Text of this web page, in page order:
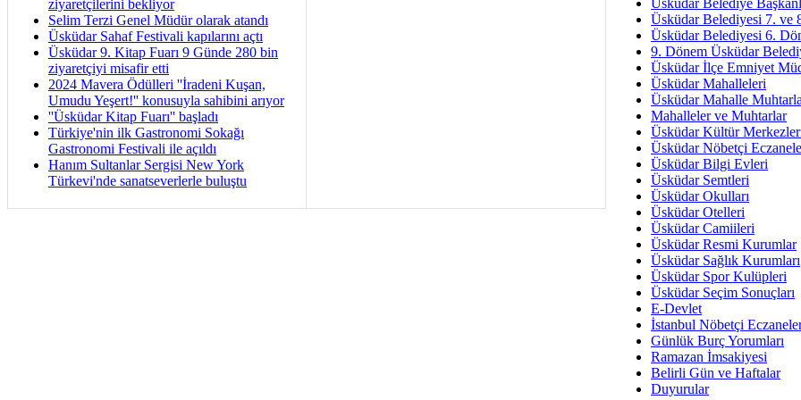
ziyaretçilerini bekliyor
Selim Terzi Genel Müdür olarak atandı
Üsküdar Sahaf Festivali kapılarını açtı
Üsküdar 9. Kitap Fuarı 9 Günde 280 bin
ziyaretçiyi misafir etti
2024 Mavera Ödülleri ''İradeni Kuşan,
Umudu Yeşert!'' konusuyla sahibini arıyor
''Üsküdar Kitap Fuarı'' başladı
Türkiye'nin ilk Gastronomi Sokağı
Gastronomi Festivali ile açıldı
Hanım Sultanlar Sergisi New York
Türkevi'nde sanatseverlerle buluştu
İmar Sorunlarının Genel
Arakan
Bayramın
Ruhsal
Üsküdar
Üsküdar Belediye
Üsküdar Belediyesi 7. ve
Üsküdar Belediyesi 6.
9. Dönem Üsküdar
Üsküdar İlçe Emniyet
Üsküdar Mahalleleri
Üsküdar Mahalle
Mahalleler ve Muhtarlar
Üsküdar Kültür
Üsküdar Nöbetçi
Üsküdar Bilgi Evleri
Üsküdar Semtleri
Üsküdar Okulları
Üsküdar Otelleri
Üsküdar Camiileri
Üsküdar Resmi Kurumlar
Üsküdar Sağlık Kurumları
Üsküdar Spor Kulüpleri
Üsküdar Seçim Sonuçları
E-Devlet
İstanbul Nöbetçi
Günlük Burç Yorumları
Ramazan İmsakiyesi
Belirli Gün ve Haftalar
Duyurular